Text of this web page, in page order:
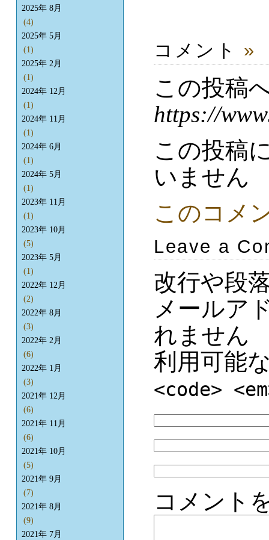
コメント »
この投稿
https://
この投稿
いません
このコメ
Leave a
改行や段
メールア
れません
利用可能
<code>
コメント
2025年 8月
(4)
2025年 5月
(1)
2025年 2月
(1)
2024年 12月
(1)
2024年 11月
(1)
2024年 6月
(1)
2024年 5月
(1)
2023年 11月
(1)
2023年 10月
(5)
2023年 5月
(1)
2022年 12月
(2)
2022年 8月
(3)
2022年 2月
(6)
2022年 1月
(3)
2021年 12月
(6)
2021年 11月
(6)
2021年 10月
(5)
2021年 9月
(7)
2021年 8月
(9)
2021年 7月